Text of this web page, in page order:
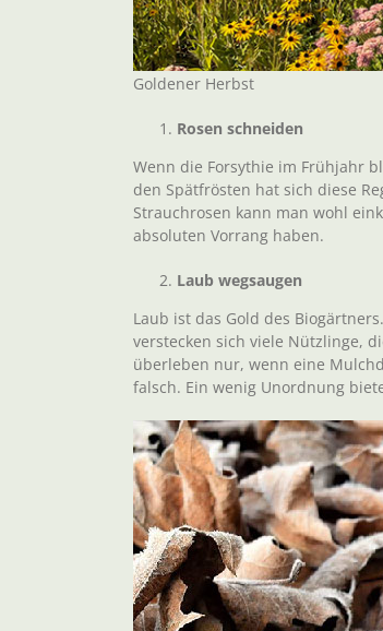
Goldener Herbst
Rosen schneiden
Wenn die Forsythie im Frühjahr
den Spätfrösten hat sich diese
Strauchrosen kann man wohl
absoluten Vorrang haben.
Laub wegsaugen
Laub ist das Gold des
verstecken sich viele Nützlinge,
überleben nur, wenn eine
falsch. Ein wenig Unordnung